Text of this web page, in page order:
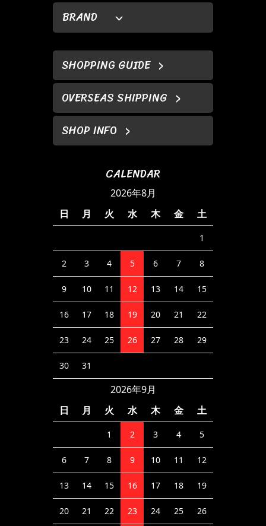
BRAND
SHOPPING GUIDE
OVERSEAS SHIPPING
SHOP INFO
CALENDAR
2026年8月
日
月 火 水 木 金 土
1
2 3 4 5 6 7 8
9 10 11 12 13 14 15
16 17 18 19 20 21 22
23 24 25 26 27 28 29
30 31
2026年9月
日
月 火 水 木 金 土
1 2 3 4 5
6 7 8 9 10 11 12
13 14 15 16 17 18 19
20 21 22 23 24 25 26